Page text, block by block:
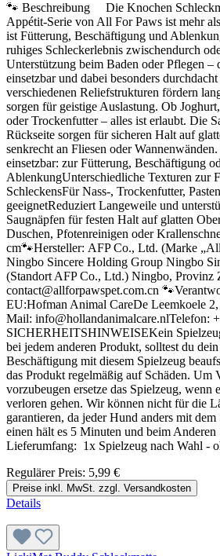
🐾 Beschreibung Die Knochen
Appétit-Serie von All For Paws ist mehr
ist Fütterung, Beschäftigung und
ruhiges Schleckerlebnis zwischendurch
Unterstützung beim Baden oder Pflegen –
einsetzbar und dabei besonders
verschiedenen Reliefstrukturen fördern
sorgen für geistige Auslastung. Ob
oder Trockenfutter – alles ist erlaubt. Die
Rückseite sorgen für sicheren Halt auf
senkrecht an Fliesen oder
einsetzbar: zur Fütterung, Beschäftigung
AblenkungUnterschiedliche Texturen zur
SchleckensFür Nass-, Trockenfutter,
geeignetReduziert Langeweile und
Saugnäpfen für festen Halt auf glatten
Duschen, Pfotenreinigen oder
cm🐾Hersteller: AFP Co., Ltd. (Marke
Ningbo Sincere Holding Group Ningbo
(Standort AFP Co., Ltd.) Ningbo, Provinz
contact@allforpawspet.com.cn
EU:Hofman Animal CareDe Leemkoele
Mail: info@hollandanimalcare.nlTelefon:
SICHERHEITSHINWEISEKein
bei jedem anderen Produkt, solltest du
Beschäftigung mit diesem Spielzeug
das Produkt regelmäßig auf Schäden. Um
vorzubeugen ersetze das Spielzeug, wenn
verloren gehen. Wir können nicht für die
garantieren, da jeder Hund anders mit
einen hält es 5 Minuten und beim Anderen
Lieferumfang: 1x Spielzeug nach Wahl -
Regulärer Preis: 5,99 €
Preise inkl. MwSt. zzgl. Versandkosten
Details